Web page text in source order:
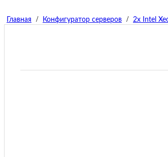
Главная / Конфигуратор серверов / 2x Intel